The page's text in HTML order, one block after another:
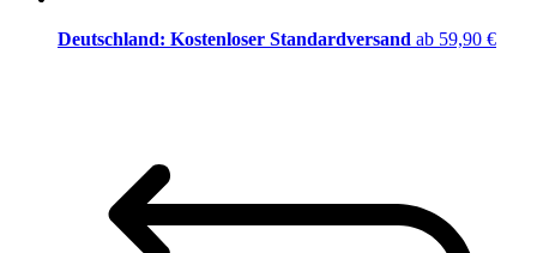
Deutschland: Kostenloser Standardversand ab 59,90 €